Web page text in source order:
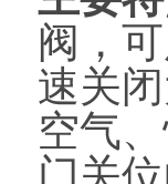
阀，
速关
空气